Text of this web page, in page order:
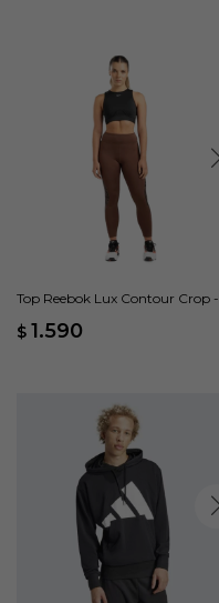
Top Reebok Lux Contour Crop -
$ 1.590